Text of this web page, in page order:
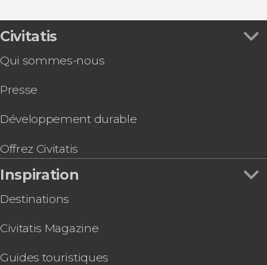
Civitatis
Qui sommes-nous
Presse
Développement durable
Offrez Civitatis
Inspiration
Destinations
Civitatis Magazine
Guides touristiques